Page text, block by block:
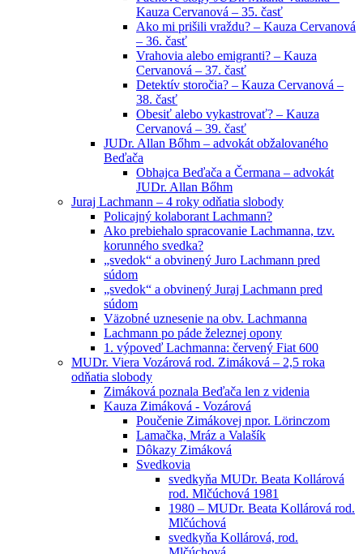
Kauza Cervanová – 35. časť
Ako mi prišili vraždu? – Kauza Cervanová
– 36. časť
Vrahovia alebo emigranti? – Kauza
Cervanová – 37. časť
Detektív storočia? – Kauza Cervanová –
38. časť
Obesiť alebo vykastrovať? – Kauza
Cervanová – 39. časť
JUDr. Allan Bőhm – advokát obžalovaného
Beďača
Obhajca Beďača a Čermana – advokát
JUDr. Allan Bőhm
Juraj Lachmann – 4 roky odňatia slobody
Policajný kolaborant Lachmann?
Ako prebiehalo spracovanie Lachmanna, tzv.
korunného svedka?
„svedok“ a obvinený Juro Lachmann pred
súdom
„svedok“ a obvinený Juraj Lachmann pred
súdom
Väzobné uznesenie na obv. Lachmanna
Lachmann po páde železnej opony
1. výpoveď Lachmanna: červený Fiat 600
MUDr. Viera Vozárová rod. Zimáková – 2,5 roka
odňatia slobody
Zimáková poznala Beďača len z videnia
Kauza Zimáková - Vozárová
Poučenie Zimákovej npor. Lörinczom
Lamačka, Mráz a Valašík
Dôkazy Zimáková
Svedkovia
svedkyňa MUDr. Beata Kollárová
rod. Mlčúchová 1981
1980 – MUDr. Beata Kollárová rod.
Mlčúchová
svedkyňa Kollárová, rod.